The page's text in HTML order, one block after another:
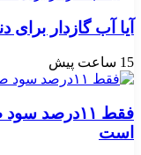
آیا آب گازدار
15 ساعت پیش
فقط ۱۱‌درصد
است